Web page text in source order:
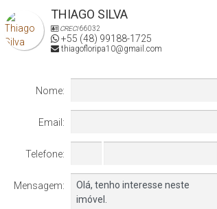
THIAGO SILVA
CRECI66032
+55 (48) 99188-1725
thiagofloripa10@gmail.com
Nome:
Email:
Telefone:
Mensagem: